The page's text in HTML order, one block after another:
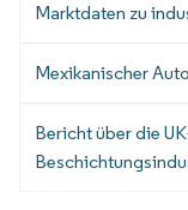
Marktdaten zu
Mexikanischer
Bericht über die